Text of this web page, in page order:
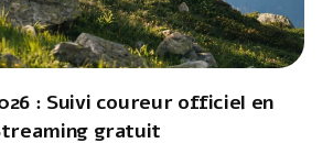
: Suivi coureur officiel en
gratuit